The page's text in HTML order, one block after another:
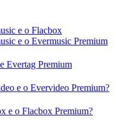
e o Flacbox
e o Evermusic Premium
Evertag Premium
e o Evervideo Premium?
e o Flacbox Premium?